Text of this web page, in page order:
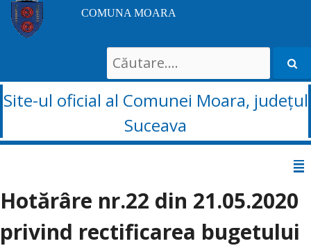
COMUNA MOARA
Search
for:
Site-ul oficial al Comunei Moara, județul
Suceava
conținut
Hotărâre nr.22 din 21.05.2020
privind rectificarea bugetului